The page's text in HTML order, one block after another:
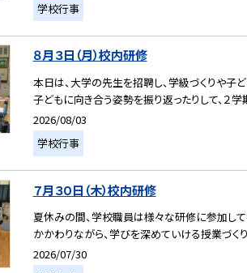
学校行事
８月３日（月）校内研修
本日は、大学の先生を招聘し、学級づくりや子
子どもに向き合う姿勢を振り返ったりして、２
2026/08/03
学校行事
７月３０日（木）校内研修
夏休みの間、学校職員は様々な研修に参加して
かかわりながら、学びを深めていける授業づく
2026/07/30